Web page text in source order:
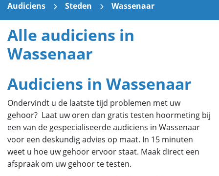
Audiciens
Steden Wassenaar
Alle audiciens in
Wassenaar
Audiciens in Wassenaar
Ondervindt u de laatste tijd problemen met uw
gehoor? Laat uw oren dan gratis testen hoormeting bij
een van de gespecialiseerde audiciens in Wassenaar
voor een deskundig advies op maat. In 15 minuten
weet u hoe uw gehoor ervoor staat. Maak direct een
afspraak om uw gehoor te testen.